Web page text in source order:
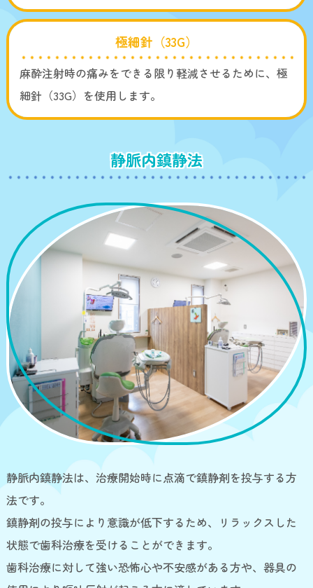
極細針（33G）
麻酔注射時の痛みをできる限り軽減させるために、極
細針（33G）を使用します。
静脈内鎮静法
静脈内鎮静法は、治療開始時に点滴で鎮静剤を投与する方
法です。
鎮静剤の投与により意識が低下するため、リラックスした
状態で歯科治療を受けることができます。
歯科治療に対して強い恐怖心や不安感がある方や、器具の